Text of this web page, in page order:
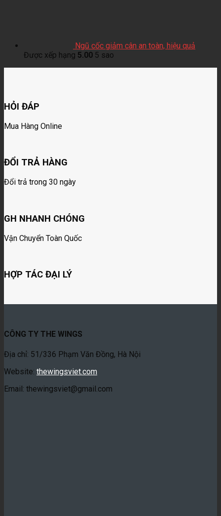
Ngũ cốc giảm cân an toàn, hiệu quả
Được xếp hạng 5.00 5 sao
HỎI ĐÁP
Mua Hàng Online
ĐỔI TRẢ HÀNG
Đổi trả trong 30 ngày
GH NHANH CHÓNG
Vận Chuyển Toàn Quốc
HỢP TÁC ĐẠI LÝ
CÔNG TY THE WINGS
Địa chỉ: 51/336 Phạm Văn Đồng, Hà Nội
Website: thewingsviet.com
Email: thewingsviet@gmail.com